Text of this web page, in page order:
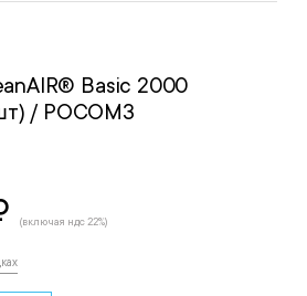
Basic 2000
/ РОСОМЗ
(включая ндс 22%)